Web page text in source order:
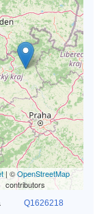
| ©OpenStreetMap
contributors
Q1626218